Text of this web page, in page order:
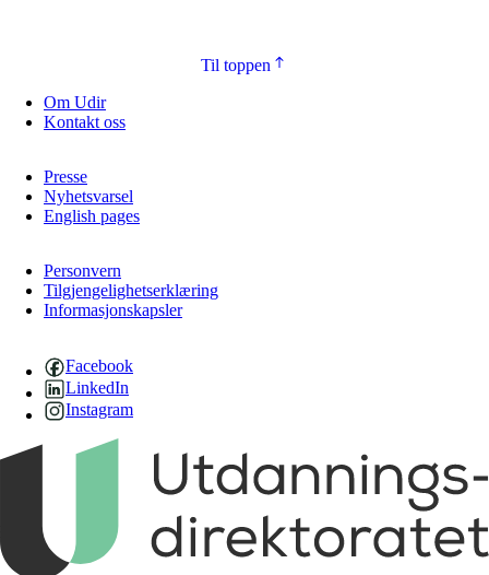
Til toppen
Om Udir
Kontakt oss
Presse
Nyhetsvarsel
English pages
Personvern
Tilgjengelighetserklæring
Informasjonskapsler
Facebook
LinkedIn
Instagram